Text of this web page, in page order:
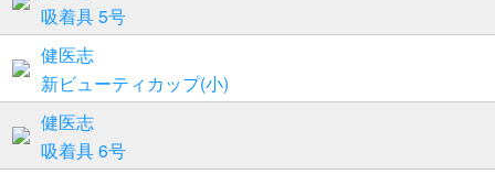
吸着具 5号
健医志
新ビューティカップ(小)
健医志
吸着具 6号